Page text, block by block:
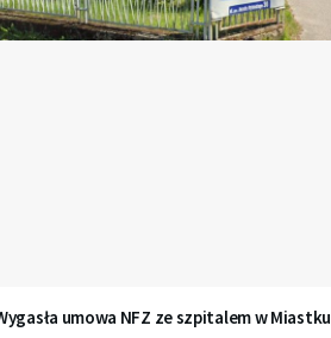
umowa NFZ ze szpitalem w Miastku